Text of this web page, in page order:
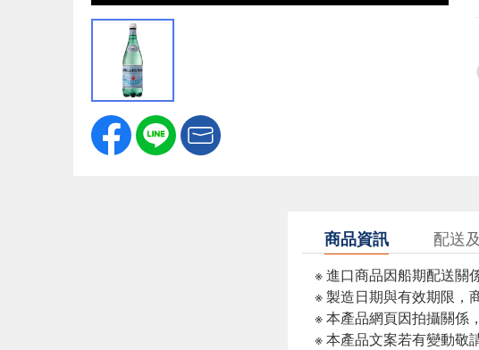
商品資訊 配送
※ 進口商品因船期配送關
※ 製造日期與有效期限，
※ 本產品網頁因拍攝關係
※ 本產品文案若有變動敬